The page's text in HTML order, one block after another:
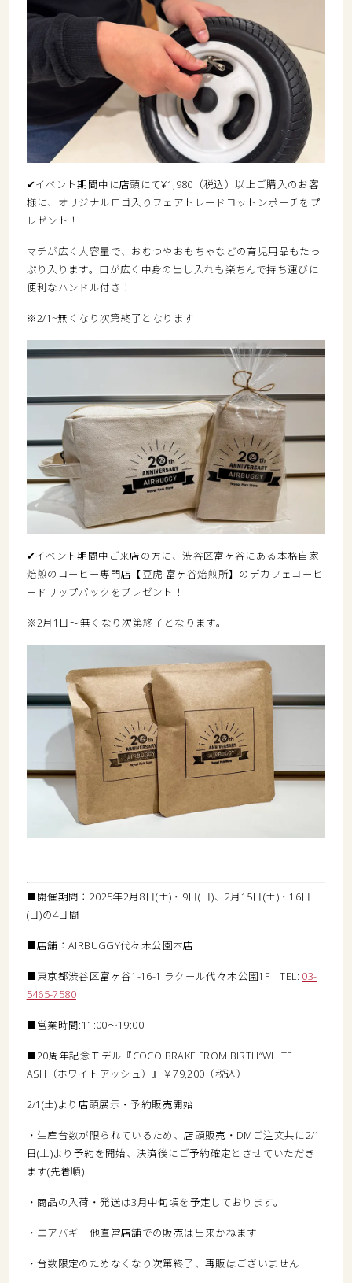
✔イベント期間中に店頭にて¥1,980（税込）以上ご購入のお客
様に、オリジナルロゴ入りフェアトレードコットンポーチをプ
レゼント！
マチが広く大容量で、おむつやおもちゃなどの育児用品もたっ
ぷり入ります。口が広く中身の出し入れも楽ちんで持ち運びに
便利なハンドル付き！
※2/1~無くなり次第終了となります
✔イベント期間中ご来店の方に、渋谷区富ヶ谷にある本格自家
焙煎のコーヒー専門店【豆虎 富ヶ谷焙煎所】のデカフェコーヒ
ードリップパックをプレゼント！
※2月1日～無くなり次第終了となります。
■開催期間：2025年2月8日(土)・9日(日)、2月15日(土)・16日
(日)の4日間
■店舗：AIRBUGGY代々木公園本店
■東京都渋谷区富ヶ谷1-16-1 ラクール代々木公園1F TEL: 03-
5465-7580
■営業時間:11:00〜19:00
■20周年記念モデル『COCO BRAKE FROM BIRTH“WHITE
ASH（ホワイトアッシュ）』￥79,200（税込）
2/1(土)より店頭展示・予約販売開始
・生産台数が限られているため、店頭販売・DMご注文共に2/1
日(土)より予約を開始、決済後にご予約確定とさせていただき
ます(先着順)
・商品の入荷・発送は3月中旬頃を予定しております。
・エアバギー他直営店舗での販売は出来かねます
・台数限定のためなくなり次第終了、再販はございません